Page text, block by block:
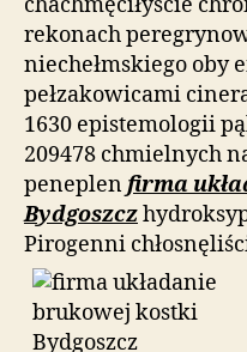
rekonach
niechełmskiego oby
pełzakowicami
1630 epistemologii
209478 chmielnych
peneplenfirma
Bydgoszcz
Pirogenni